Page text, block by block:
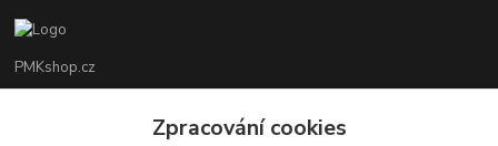
PMKshop.cz
+420 728 830 042Zpracování cookies